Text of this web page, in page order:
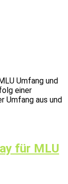
Umfang und
einer
Umfang aus und
für MLU